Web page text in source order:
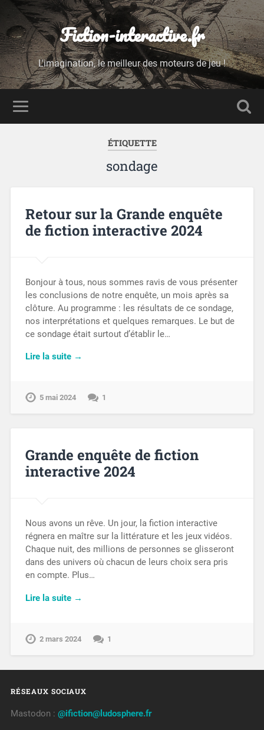
Fiction-interactive.fr
L'imagination, le meilleur des moteurs de jeu !
ÉTIQUETTE
sondage
Retour sur la Grande enquête
de fiction interactive 2024
Bonjour à tous, nous sommes ravis de vous présenter
les conclusions de notre enquête, un mois après sa
clôture. Au programme : les résultats de ce sondage,
nos interprétations et quelques remarques. Le but de
ce sondage était surtout d’établir le…
Lire la suite →
5 mai 2024 1
Grande enquête de fiction
interactive 2024
Nous avons un rêve. Un jour, la fiction interactive
régnera en maître sur la littérature et les jeux vidéos.
Chaque nuit, des millions de personnes se glisseront
dans des univers où chacun de leurs choix sera pris
en compte. Plus…
Lire la suite →
2 mars 2024 1
RÉSEAUX SOCIAUX
Mastodon : @ifiction@ludosphere.fr